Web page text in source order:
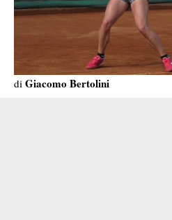
di Giacomo Bertolini